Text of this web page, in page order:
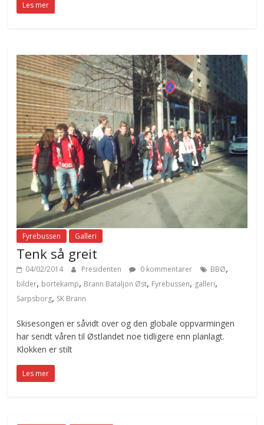
Les mer
Fyrebussen Galleri
Tenk så greit
04/02/2014 Presidenten 0 kommentarer BBØ,
bilder, bortekamp, Brann Bataljon Øst, Fyrebussen, galleri,
Sarpsborg, SK Brann
Skisesongen er såvidt over og den globale oppvarmingen
har sendt våren til Østlandet noe tidligere enn planlagt.
Klokken er stilt
Les mer